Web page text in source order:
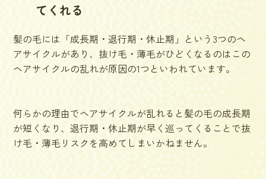
てくれる
髪の毛には 「成長期・退行期・休止期」という3つのヘ
アサイクルがあり、抜け毛・薄毛がひどくなるのはこの
ヘアサイクルの乱れが原因の1つといわれています。
何らかの理由でヘアサイクルが乱れると髪の毛の成長期
が短くなり、退行期・休止期が早く巡ってくることで抜
け毛・薄毛リスクを高めてしまいかねません。